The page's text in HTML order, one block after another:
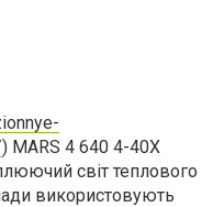
) MARS 4 640 4-40X
світ теплового
використовують